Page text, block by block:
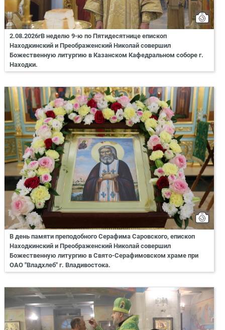
2.08.2026гВ неделю 9-ю по Пятидесятнице епископ
Находкинский и Преображенский Николай совершил
Божественную литургию в Казанском Кафедральном соборе г.
Находки.
В день памяти преподобного Серафима Саровского, епископ
Находкинский и Преображенский Николай совершил
Божественную литургию в Свято-Серафимовском храме при
ОАО "Владхлеб" г. Владивостока.